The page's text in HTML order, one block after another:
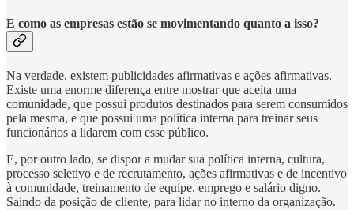
E como as empresas estão se movimentando quanto a isso?
Na verdade, existem publicidades afirmativas e ações afirmativas.
Existe uma enorme diferença entre mostrar que aceita uma
comunidade, que possui produtos destinados para serem consumidos
pela mesma, e que possui uma política interna para treinar seus
funcionários a lidarem com esse público.
E, por outro lado, se dispor a mudar sua política interna, cultura,
processo seletivo e de recrutamento, ações afirmativas e de incentivo
à comunidade, treinamento de equipe, emprego e salário digno.
Saindo da posição de cliente, para lidar no interno da organização.